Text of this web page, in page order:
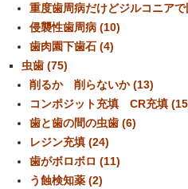
重度歯周病だけどジルコニア
侵襲性歯周病 (10)
歯肉園下歯石 (4)
虫歯 (75)
削るか 削らないか (13)
コンポジット充填 CR充填
歯と歯の間の虫歯 (6)
レジン充填 (24)
歯がボロボロ (11)
う蝕検知薬 (2)